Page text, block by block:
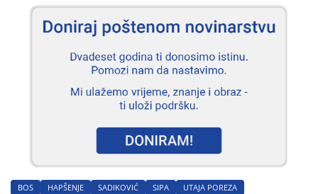
BOS HAPŠENJE SADIKOVIĆ SIPA UTAJA POREZA